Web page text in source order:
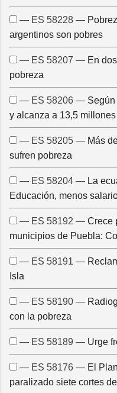
— ES 58228 —
argentinos son pobres
— ES 58207 — En
pobreza
— ES 58206 —
y alcanza a 13,5
— ES 58205 — Más
sufren pobreza
— ES 58204 — La
Educación, menos
— ES 58192 — Crece
municipios de Puebla:
— ES 58191 —
Isla
— ES 58190 —
con la pobreza
— ES 58189 — Urge
— ES 58176 — El
paralizado siete cortes